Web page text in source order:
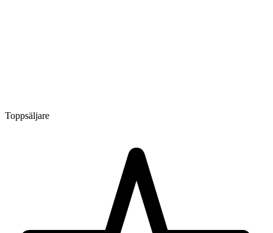
Toppsäljare